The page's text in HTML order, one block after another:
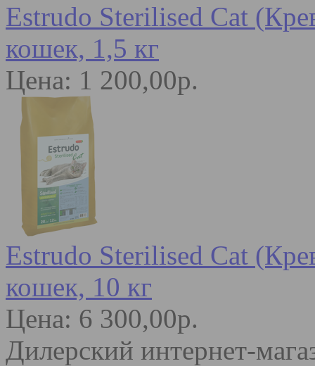
Estrudo Sterilised Cat
кошек, 1,5 кг
Цена: 1 200,00р.
Estrudo Sterilised Cat
кошек, 10 кг
Цена: 6 300,00р.
Дилерский интернет-